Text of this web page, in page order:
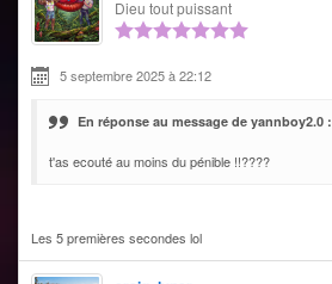
Dieu tout puissant
5 septembre 2025 à 22:12
En réponse au message de yannboy2.0 :
t'as ecouté au moins du pénible !!????
Les 5 premières secondes lol